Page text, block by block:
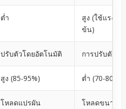
ต่ำ
สูง (ใช้แรงงา
ข้น)
ปรับตัวโดยอัตโนมัติ การปรับตัวที่
สูง (85-95%) ต่ำ (70-80%)
โหลดแปรผัน
โหลดขนาดเ